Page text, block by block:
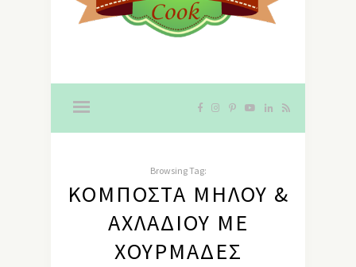
Browsing Tag:
ΚΟΜΠΌΣΤΑ ΜΉΛΟΥ &
ΑΧΛΑΔΙΟΎ ΜΕ
ΧΟΥΡΜΆΔΕΣ